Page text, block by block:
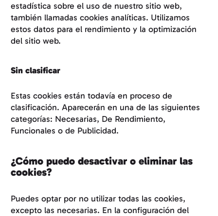
estadística sobre el uso de nuestro sitio web,
también llamadas cookies analíticas. Utilizamos
estos datos para el rendimiento y la optimización
del sitio web.
Sin clasificar
Estas cookies están todavía en proceso de
clasificación. Aparecerán en una de las siguientes
categorías: Necesarias, De Rendimiento,
Funcionales o de Publicidad.
¿Cómo puedo desactivar o eliminar las
cookies?
Puedes optar por no utilizar todas las cookies,
excepto las necesarias. En la configuración del